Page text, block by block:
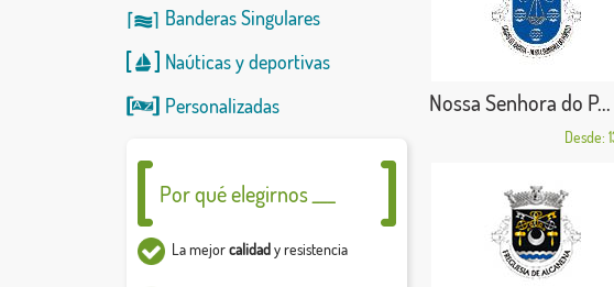
Banderas Singulares
Naúticasydeportivas
Personalizadas
Por qué elegirnos ___
La mejorcalidady resistencia
Nossa Senhora do P...
Desde: